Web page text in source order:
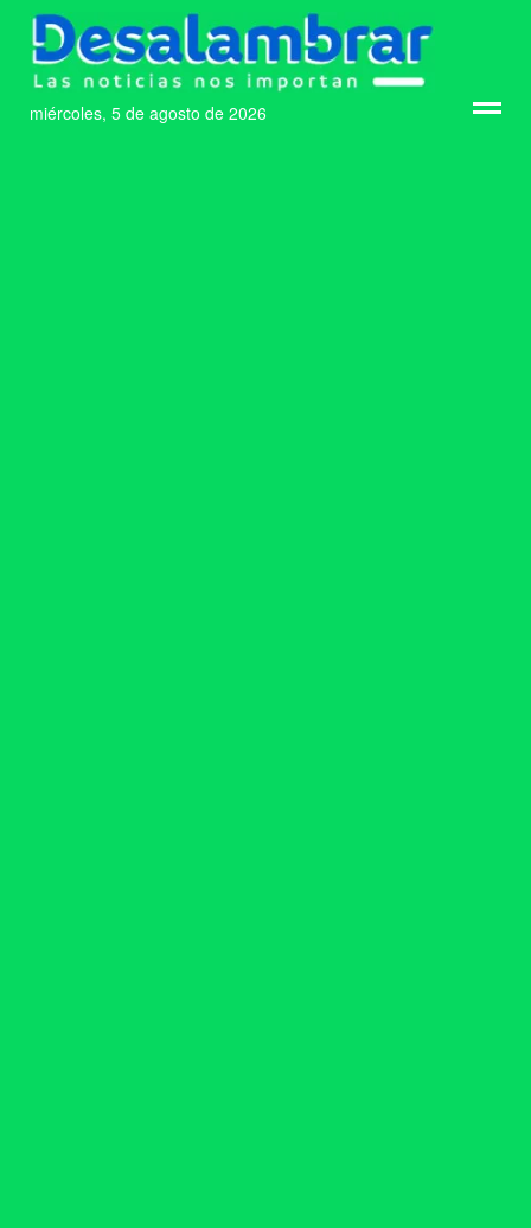
miércoles, 5 de agosto de 2026